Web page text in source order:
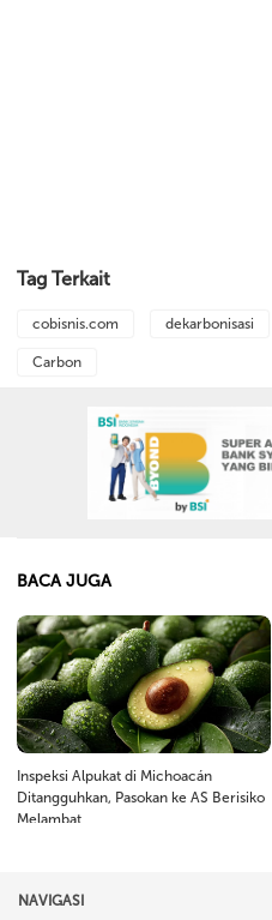
Tag Terkait
cobisnis.com dekarbonisasi
Carbon
BACA JUGA
Inspeksi Alpukat di Michoacán
Ditangguhkan, Pasokan ke AS Berisiko
Melambat
NAVIGASI